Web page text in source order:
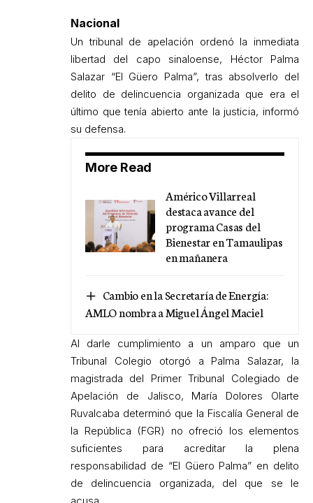
Nacional
Un tribunal de apelación ordenó la inmediata
libertad del capo sinaloense, Héctor Palma
Salazar “El Güero Palma”, tras absolverlo del
delito de delincuencia organizada que era el
último que tenía abierto ante la justicia, informó
su defensa.
More Read
Américo Villarreal
destaca avance del
programa Casas del
Bienestar en Tamaulipas
en mañanera
Cambio en la Secretaría de Energía:
AMLO nombra a Miguel Ángel Maciel
Al darle cumplimiento a un amparo que un
Tribunal Colegio otorgó a Palma Salazar, la
magistrada del Primer Tribunal Colegiado de
Apelación de Jalisco, María Dolores Olarte
Ruvalcaba determinó que la Fiscalía General de
la República (FGR) no ofreció los elementos
suficientes para acreditar la plena
responsabilidad de “El Güero Palma” en delito
de delincuencia organizada, del que se le